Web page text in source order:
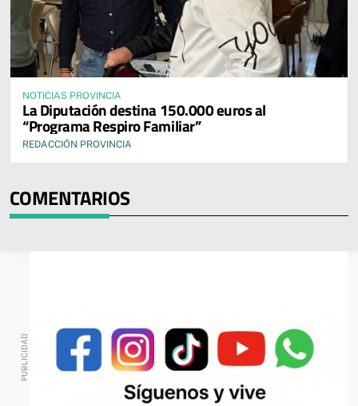
NOTICIAS PROVINCIA
La Diputación destina 150.000 euros al
“Programa Respiro Familiar”
REDACCIÓN PROVINCIA
COMENTARIOS